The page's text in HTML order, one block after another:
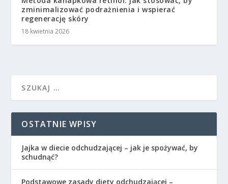
zminimalizować podrażnienia i wspierać
regenerację skóry
18 kwietnia 2026
OSTATNIE WPISY
Jajka w diecie odchudzającej – jak je spożywać, by
schudnąć?
Podstawowe zasady diety odchudzającej –